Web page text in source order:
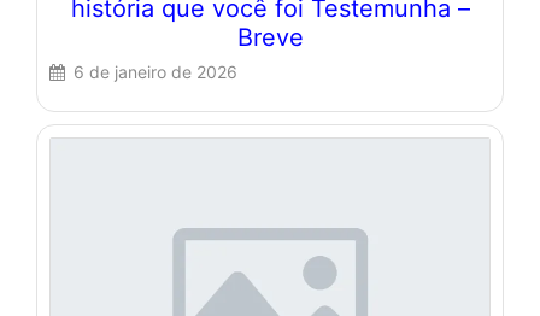
história que você foi Testemunha –
Breve
6 de janeiro de 2026